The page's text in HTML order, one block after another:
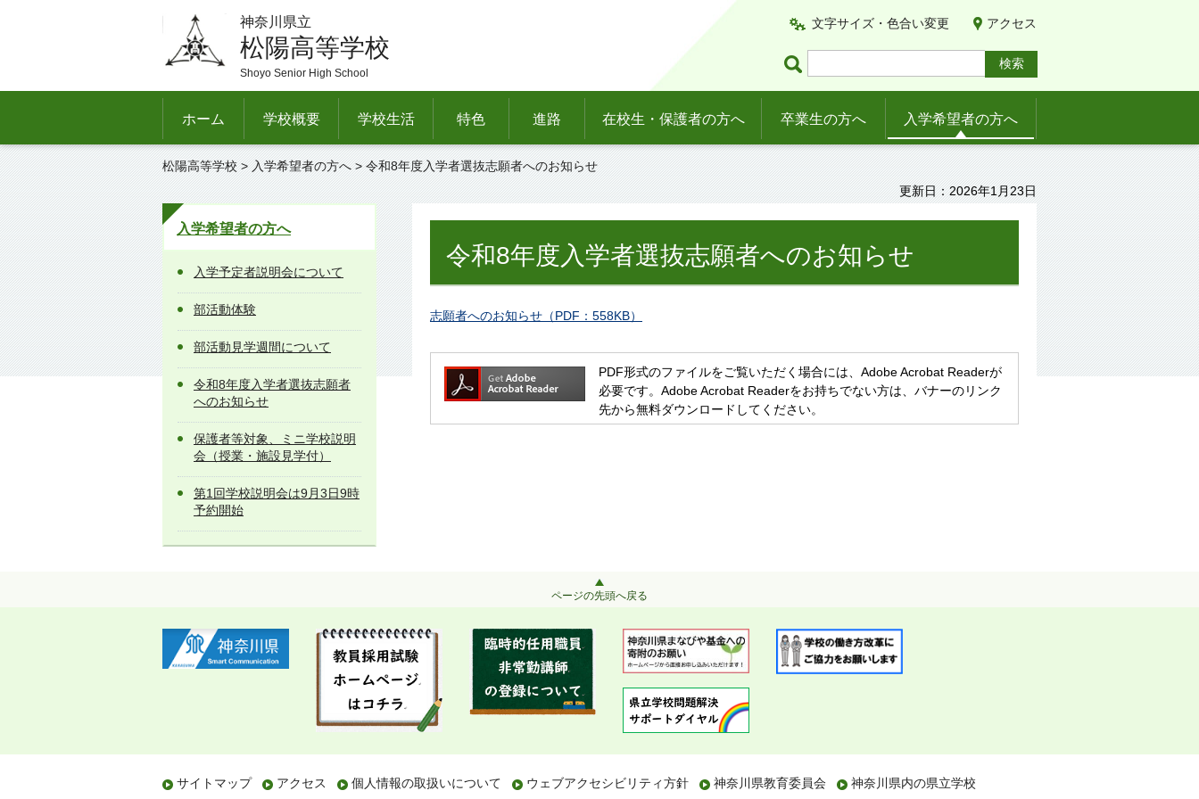
神奈川県立
松陽高等学校
Shoyo Senior High School
文字サイズ・色合い変更 アクセス
ホーム 学校概要 学校生活 特色 進路 在校生・保護者の方へ 卒業生の方へ 入学希望者の方へ
松陽高等学校 > 入学希望者の方へ > 令和8年度入学者選抜志願者へのお知らせ
更新日：2026年1月23日
入学希望者の方へ
入学予定者説明会について
部活動体験
部活動見学週間について
令和8年度入学者選抜志願者
へのお知らせ
保護者等対象、ミニ学校説明
会（授業・施設見学付）
第1回学校説明会は9月3日9時
予約開始
令和8年度入学者選抜志願者へのお知らせ
志願者へのお知らせ（PDF：558KB）
PDF形式のファイルをご覧いただく場合には、Adobe Acrobat Readerが
必要です。Adobe Acrobat Readerをお持ちでない方は、バナーのリンク
先から無料ダウンロードしてください。
ページの先頭へ戻る
サイトマップ アクセス 個人情報の取扱いについて ウェブアクセシビリティ方針 神奈川県教育委員会 神奈川県内の県立学校